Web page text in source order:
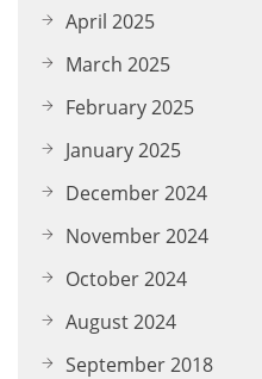
April 2025
March 2025
February 2025
January 2025
December 2024
November 2024
October 2024
August 2024
September 2018